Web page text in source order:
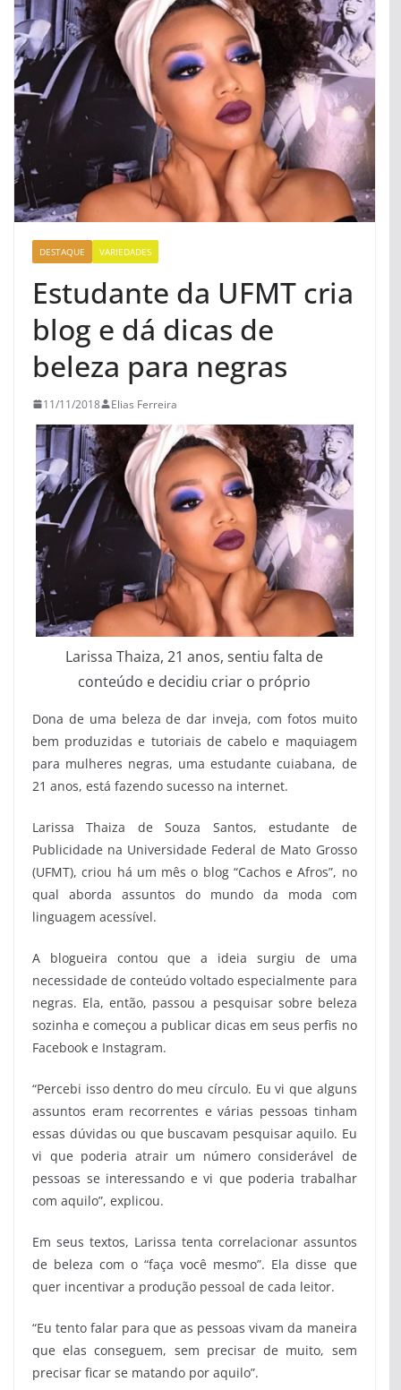
DESTAQUE VARIEDADES
Estudante da UFMT cria
blog e dá dicas de
beleza para negras
11/11/2018 Elias Ferreira
Larissa Thaiza, 21 anos, sentiu falta de
conteúdo e decidiu criar o próprio
Dona de uma beleza de dar inveja, com fotos muito
bem produzidas e tutoriais de cabelo e maquiagem
para mulheres negras, uma estudante cuiabana, de
21 anos, está fazendo sucesso na internet.
Larissa Thaiza de Souza Santos, estudante de
Publicidade na Universidade Federal de Mato Grosso
(UFMT), criou há um mês o blog “Cachos e Afros”, no
qual aborda assuntos do mundo da moda com
linguagem acessível.
A blogueira contou que a ideia surgiu de uma
necessidade de conteúdo voltado especialmente para
negras. Ela, então, passou a pesquisar sobre beleza
sozinha e começou a publicar dicas em seus perfis no
Facebook e Instagram.
“Percebi isso dentro do meu círculo. Eu vi que alguns
assuntos eram recorrentes e várias pessoas tinham
essas dúvidas ou que buscavam pesquisar aquilo. Eu
vi que poderia atrair um número considerável de
pessoas se interessando e vi que poderia trabalhar
com aquilo”, explicou.
Em seus textos, Larissa tenta correlacionar assuntos
de beleza com o “faça você mesmo”. Ela disse que
quer incentivar a produção pessoal de cada leitor.
“Eu tento falar para que as pessoas vivam da maneira
que elas conseguem, sem precisar de muito, sem
precisar ficar se matando por aquilo”.